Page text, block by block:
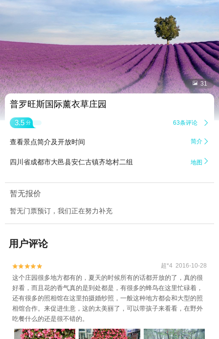
 31
普罗旺斯国际薰衣草庄园
3.5 分 63条评论 
查看景点简介及开放时间 简介 
四川省成都市大邑县安仁古镇齐埝村二组 地图 
暂无报价
暂无门票预订，我们正在努力补充
用户评论

 超*4 2016-10-28
这个庄园很多地方都有的，夏天的时候所有的话都开放的了，真的很
好看，而且花的香气真的是到处都是，有很多的蜂鸟在这里忙碌着，
还有很多的照相馆在这里拍摄婚纱照，一般这种地方都会和大型的照
相馆合作。来促进生意，这的太美丽了，可以带孩子来看看，在野外
吃餐什么的还是很不错的。